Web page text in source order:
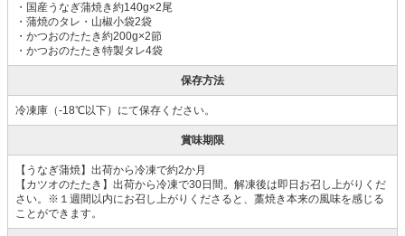
・国産うなぎ蒲焼き約140g×2尾
・蒲焼のタレ・山椒小袋2袋
・かつおのたたき約200g×2節
・かつおのたたき特製タレ4袋
保存方法
冷凍庫（-18℃以下）にて保存ください。
賞味期限
【うなぎ蒲焼】出荷から冷凍で約2か月
【カツオのたたき】出荷から冷凍で30日間。解凍後は即日お召し上がりくだ
さい。※１週間以内にお召し上がりくださると、藁焼き本来の風味を感じる
ことができます。